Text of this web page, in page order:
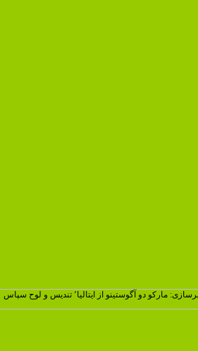
مارکو دو آگوستینو از ایتالیا٬ تندیس و لوح سپاس